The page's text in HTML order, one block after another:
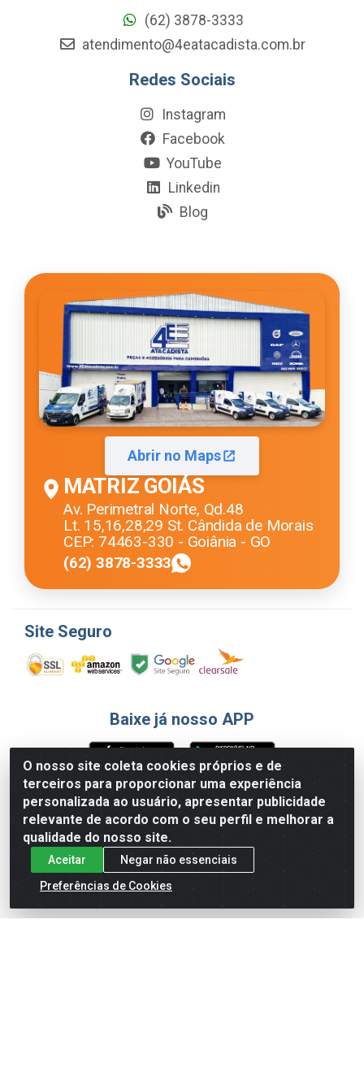
O nosso site coleta cookies próprios e de
terceiros para proporcionar uma experiência
personalizada ao usuário, apresentar publicidade
relevante de acordo com o seu perfil e melhorar a
qualidade do nosso site.
Aceitar
Negar não essenciais
Preferências de Cookies
(62) 3878-3333
atendimento@4eatacadista.com.br
Redes Sociais
Instagram
Facebook
YouTube
Linkedin
Blog
Abrir no Maps
MATRIZ GOIÁS
Av. Perimetral Norte, Qd.48
Lt. 15,16,28,29 St. Cândida de Morais
CEP: 74463-330 - Goiânia - GO
(62) 3878-3333
Site Seguro
Baixe já nosso APP
Formas de Pagamento